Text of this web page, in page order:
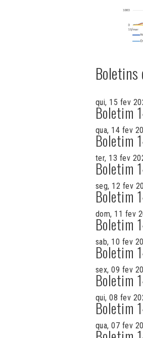
Boletins
qui, 15 fev
Boletim
qua, 14 fev
Boletim
ter, 13 fev
Boletim
seg, 12 fev
Boletim
dom, 11 fev
Boletim
sab, 10 fev
Boletim
sex, 09 fev
Boletim
qui, 08 fev
Boletim
qua, 07 fev